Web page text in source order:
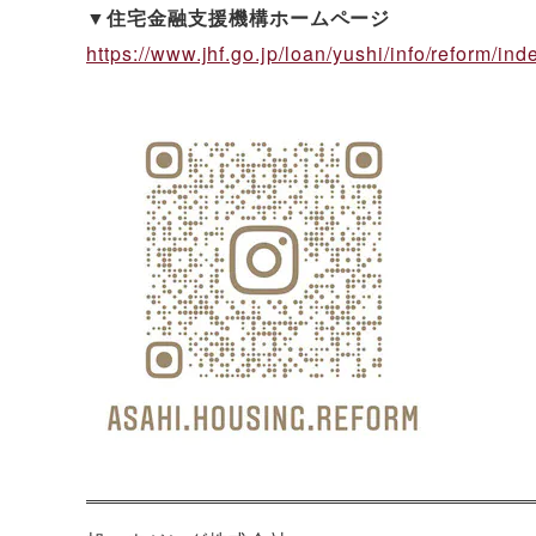
▼住宅金融支援機構ホームページ
https://www.jhf.go.jp/loan/yushi/info/reform/